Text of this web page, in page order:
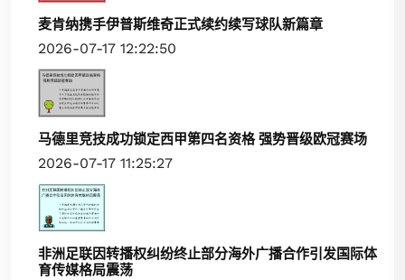
麦肯纳携手伊普斯维奇正式续约续写球队新篇章
2026-07-17 12:22:50
马德里竞技成功锁定西甲第四名资格 强势晋级欧冠赛场
2026-07-17 11:25:27
非洲足联因转播权纠纷终止部分海外广播合作引发国际体
育传媒格局震荡